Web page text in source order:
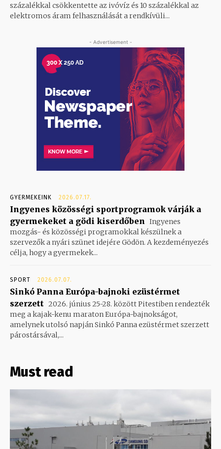
százalékkal csökkentette az ivóvíz és 10 százalékkal az
elektromos áram felhasználását a rendkívüli...
- Advertisement -
GYERMEKEINK 2026.07.17.
Ingyenes közösségi sportprogramok várják a
gyermekeket a gödi kiserdőben
Ingyenes
mozgás- és közösségi programokkal készülnek a
szervezők a nyári szünet idejére Gödön. A kezdeményezés
célja, hogy a gyermekek...
SPORT 2026.07.07.
Sinkó Panna Európa-bajnoki ezüstérmet
szerzett 2026. június 25-28. között Pitestiben rendezték
meg a kajak-kenu maraton Európa-bajnokságot,
amelynek utolsó napján Sinkó Panna ezüstérmet szerzett
párostársával,...
Must read